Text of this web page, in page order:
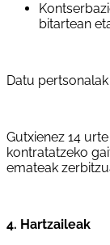
bitartean
Datu
Gutxienez 14
kontratatzeko
emateak
4. Hartzaileak